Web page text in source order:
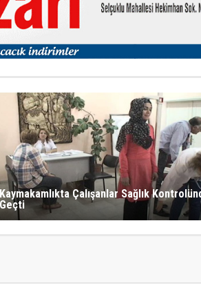
Kaymakamlıkta Çalışanlar Sağlık
Geçti